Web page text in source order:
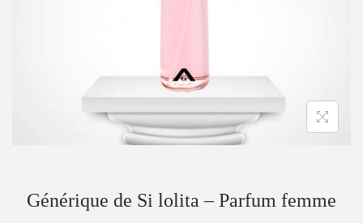
Générique de Si lolita – Parfum femme